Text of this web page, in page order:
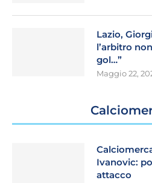
Lazio,
l’arbitro
gol…”
Maggio 22,
Ivanovic:
attacco